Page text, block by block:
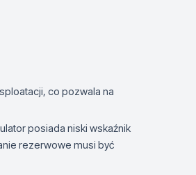
co pozwala na
posiada niski wskaźnik
rezerwowe musi być